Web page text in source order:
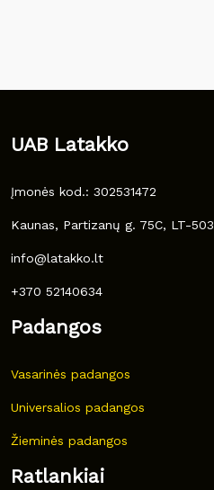
UAB Latakko
Įmonės kod.: 302531472
Kaunas, Partizanų g. 75C, LT-
info@latakko.lt
+370 52140634
Padangos
Vasarinės padangos
Universalios padangos
Žieminės padangos
Ratlankiai